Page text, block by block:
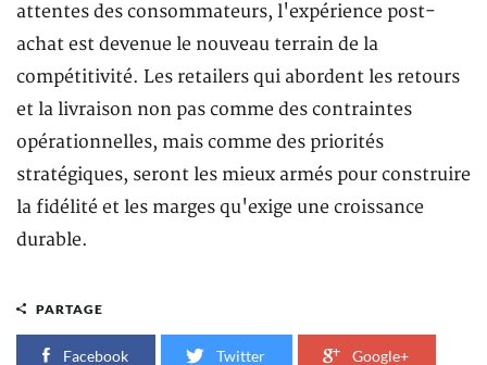
attentes des consommateurs, l'expérience post-
achat est devenue le nouveau terrain de la
compétitivité. Les retailers qui abordent les retours
et la livraison non pas comme des contraintes
opérationnelles, mais comme des priorités
stratégiques, seront les mieux armés pour construire
la fidélité et les marges qu'exige une croissance
durable.
PARTAGE
Facebook Twitter Google+